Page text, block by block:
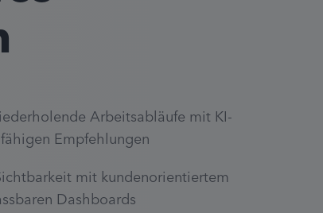
Arbeitsabläufe mit KI-
Empfehlungen
mit kundenorientiertem
Dashboards